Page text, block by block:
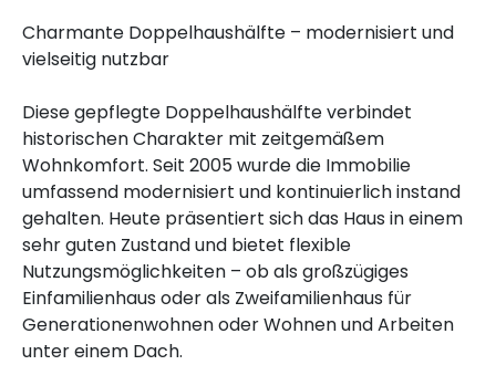
Charmante Doppelhaushälfte – modernisiert und
vielseitig nutzbar
Diese gepflegte Doppelhaushälfte verbindet
historischen Charakter mit zeitgemäßem
Wohnkomfort. Seit 2005 wurde die Immobilie
umfassend modernisiert und kontinuierlich instand
gehalten. Heute präsentiert sich das Haus in einem
sehr guten Zustand und bietet flexible
Nutzungsmöglichkeiten – ob als großzügiges
Einfamilienhaus oder als Zweifamilienhaus für
Generationenwohnen oder Wohnen und Arbeiten
unter einem Dach.